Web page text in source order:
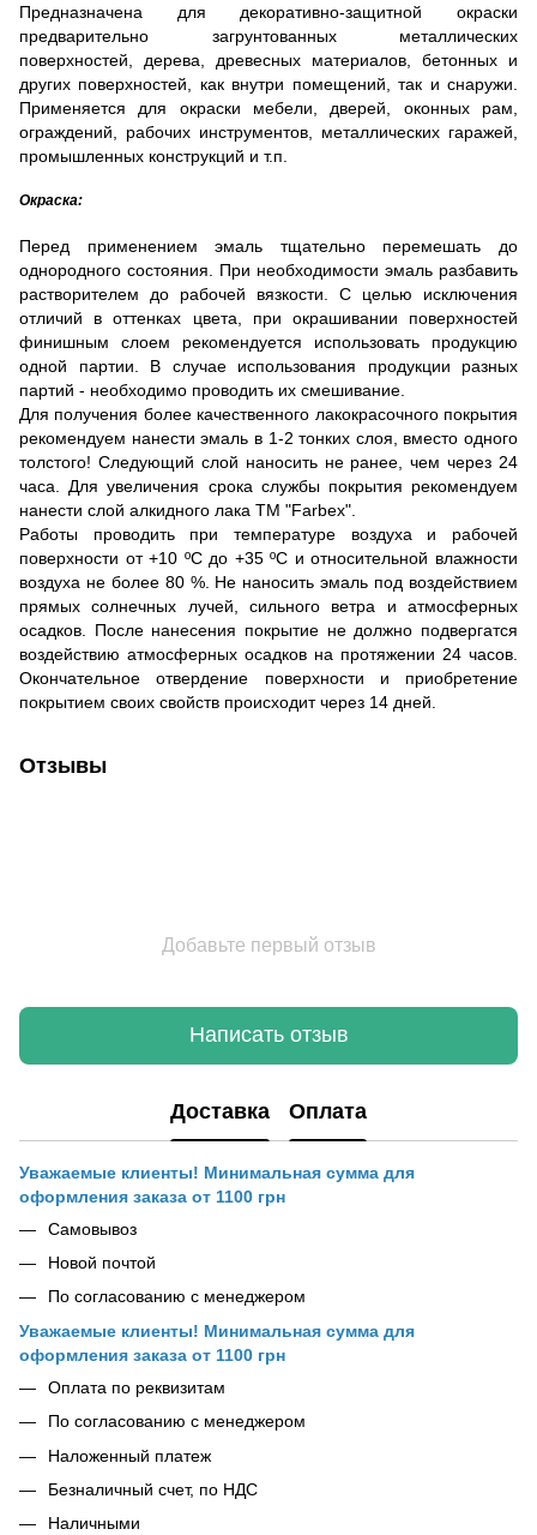
Предназначена для декоративно-защитной окраски
предварительно загрунтованных металлических
поверхностей, дерева, древесных материалов, бетонных и
других поверхностей, как внутри помещений, так и снаружи.
Применяется для окраски мебели, дверей, оконных рам,
ограждений, рабочих инструментов, металлических гаражей,
промышленных конструкций и т.п.
Окраска:
Перед применением эмаль тщательно перемешать до
однородного состояния. При необходимости эмаль разбавить
растворителем до рабочей вязкости. С целью исключения
отличий в оттенках цвета, при окрашивании поверхностей
финишным слоем рекомендуется использовать продукцию
одной партии. В случае использования продукции разных
партий - необходимо проводить их смешивание.
Для получения более качественного лакокрасочного покрытия
рекомендуем нанести эмаль в 1-2 тонких слоя, вместо одного
толстого! Следующий слой наносить не ранее, чем через 24
часа. Для увеличения срока службы покрытия рекомендуем
нанести слой алкидного лака ТМ "Farbex".
Работы проводить при температуре воздуха и рабочей
поверхности от +10 ºС до +35 ºС и относительной влажности
воздуха не более 80 %. Не наносить эмаль под воздействием
прямых солнечных лучей, сильного ветра и атмосферных
осадков. После нанесения покрытие не должно подвергатся
воздействию атмосферных осадков на протяжении 24 часов.
Окончательное отвердение поверхности и приобретение
покрытием своих свойств происходит через 14 дней.
Отзывы
Добавьте первый отзыв
Написать отзыв
Доставка Оплата
Уважаемые клиенты! Минимальная сумма для
оформления заказа от 1100 грн
Самовывоз
Новой почтой
По согласованию с менеджером
Уважаемые клиенты! Минимальная сумма для
оформления заказа от 1100 грн
Оплата по реквизитам
По согласованию с менеджером
Наложенный платеж
Безналичный счет, по НДС
Наличными